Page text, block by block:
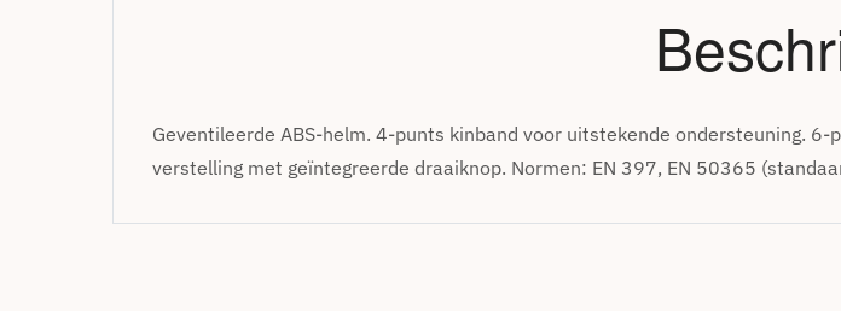
Geventileerde ABS-helm. 4-punts kinband voor uitstekende ondersteuning.
verstelling met geïntegreerde draaiknop. Normen: EN 397, EN 50365